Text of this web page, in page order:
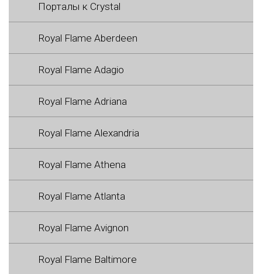
Порталы к Crystal
Royal Flame Aberdeen
Royal Flame Adagio
Royal Flame Adriana
Royal Flame Alexandria
Royal Flame Athena
Royal Flame Atlanta
Royal Flame Avignon
Royal Flame Baltimore